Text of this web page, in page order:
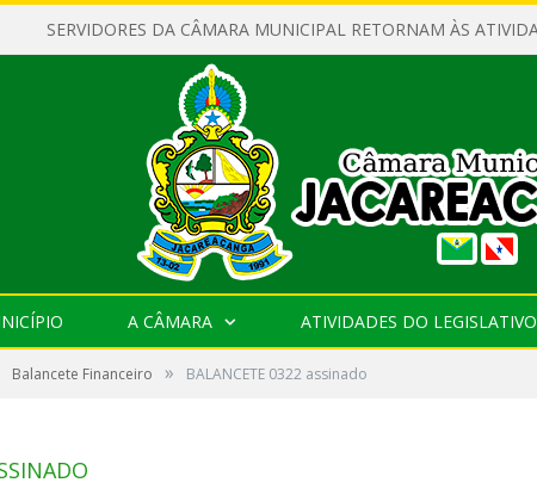
A CÂMARA ATIVIDADES DO LEGISLATIVO
Balancete Financeiro » BALANCETE 0322 assinado